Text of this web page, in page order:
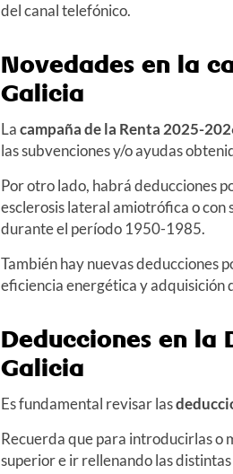
del canal telefónico.
Novedades en la
Galicia
Lacampaña de la Renta 2025-
las subvenciones y/o ayudas
Por otro lado, habrá deducciones
esclerosis lateral amiotrófica o con
durante el período 1950-1985.
También hay nuevas deducciones
eficiencia energética y adquisición
Deducciones en la
Galicia
Es fundamental revisar las
Recuerda que para introducirlas o
superior e ir rellenando las distintas